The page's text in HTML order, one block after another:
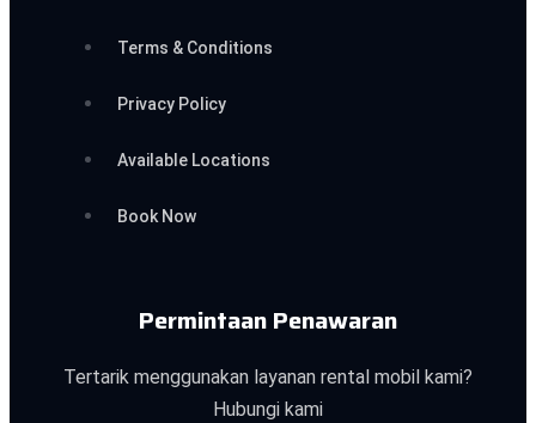
Terms & Conditions
Privacy Policy
Available Locations
Book Now
Permintaan Penawaran
Tertarik menggunakan layanan rental mobil kami?
Hubungi kami